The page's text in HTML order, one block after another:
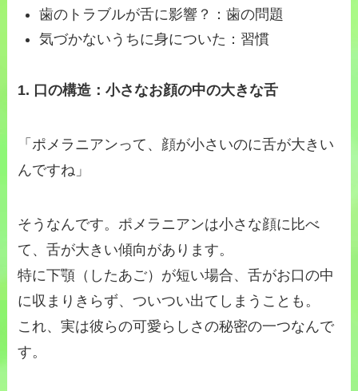
歯のトラブルが舌に影響？：歯の問題
気づかないうちに身についた：習慣
1. 口の構造：小さなお顔の中の大きな舌
「ポメラニアンって、顔が小さいのに舌が大きい
んですね」
そうなんです。ポメラニアンは小さな顔に比べ
て、舌が大きい傾向があります。
特に下顎（したあご）が短い場合、舌がお口の中
に収まりきらず、ついつい出てしまうことも。
これ、実は彼らの可愛らしさの秘密の一つなんで
す。